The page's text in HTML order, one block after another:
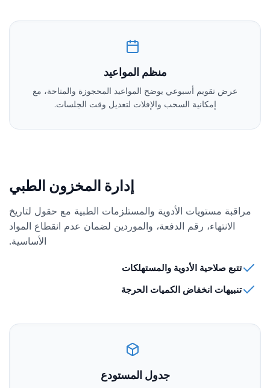
منظم المواعيد
عرض تقويم أسبوعي يوضح المواعيد المحجوزة والمتاحة، مع
إمكانية السحب والإفلات لتعديل وقت الجلسات.
إدارة المخزون الطبي
مراقبة مستويات الأدوية والمستلزمات الطبية مع حقول لتاريخ
الانتهاء، رقم الدفعة، والموردين لضمان عدم انقطاع المواد
الأساسية.
تتبع صلاحية الأدوية والمستهلكات
تنبيهات انخفاض الكميات الحرجة
جدول المستودع